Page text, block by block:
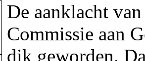
De aanklacht
Commissie aan
dik geworden.